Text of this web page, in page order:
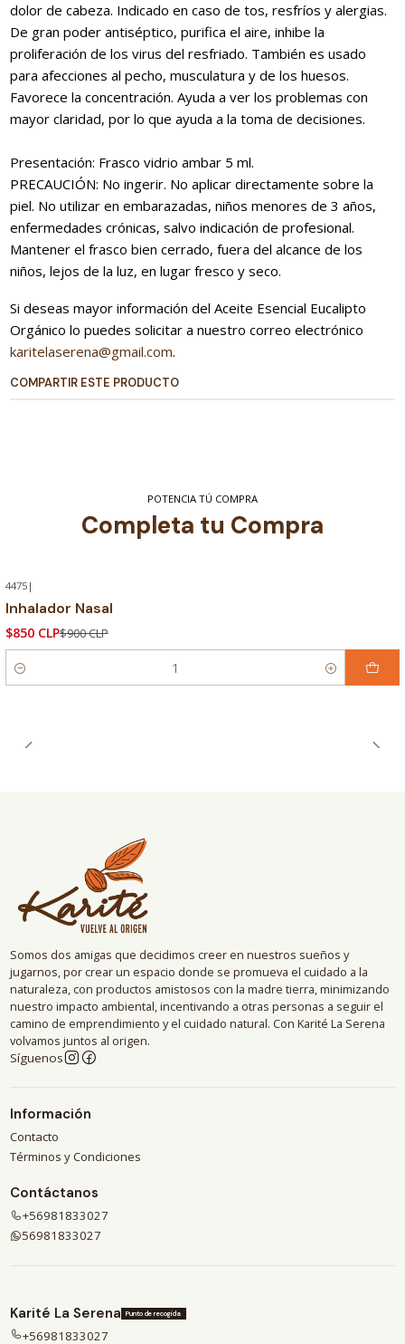
dolor de cabeza. Indicado en caso de tos, resfríos y alergias.
De gran poder antiséptico, purifica el aire, inhibe la
proliferación de los virus del resfriado. También es usado
para afecciones al pecho, musculatura y de los huesos.
Favorece la concentración. Ayuda a ver los problemas con
mayor claridad, por lo que ayuda a la toma de decisiones.
Presentación: Frasco vidrio ambar 5 ml.
PRECAUCIÓN: No ingerir. No aplicar directamente sobre la
piel. No utilizar en embarazadas, niños menores de 3 años,
enfermedades crónicas, salvo indicación de profesional.
Mantener el frasco bien cerrado, fuera del alcance de los
niños, lejos de la luz, en lugar fresco y seco.
Si deseas mayor información del Aceite Esencial Eucalipto
Orgánico lo puedes solicitar a nuestro correo electrónico
karitelaserena@gmail.com.
COMPARTIR ESTE PRODUCTO
POTENCIA TÚ COMPRA
Completa tu Compra
4475|
Inhalador Nasal
$850 CLP$900 CLP
Cantidad
Somos dos amigas que decidimos creer en nuestros sueños y
jugarnos, por crear un espacio donde se promueva el cuidado a la
naturaleza, con productos amistosos con la madre tierra, minimizando
nuestro impacto ambiental, incentivando a otras personas a seguir el
camino de emprendimiento y el cuidado natural. Con Karité La Serena
volvamos juntos al origen.
Síguenos
Información
Contacto
Términos y Condiciones
Contáctanos
+56981833027
56981833027
Karité La Serena Punto de recogida
+56981833027